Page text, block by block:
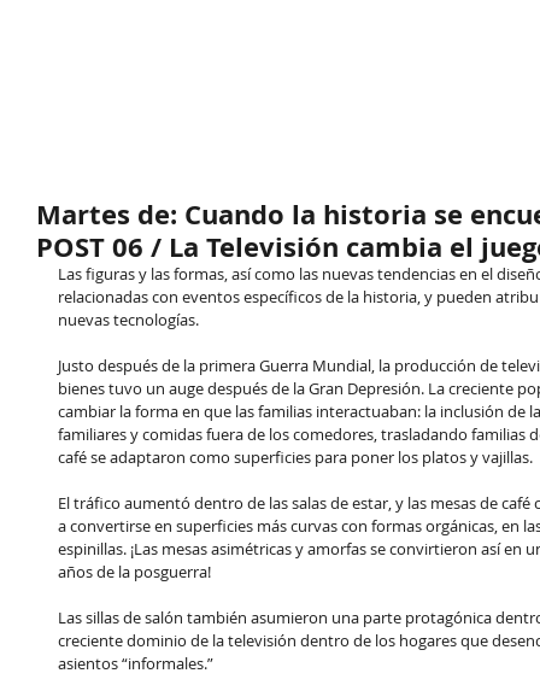
Martes de: Cuando la historia se
POST 06 / La Televisión cambia el
Las figuras y las formas, así como las nuevas tendencias en el
relacionadas con eventos específicos de la historia, y pueden
nuevas tecnologías.
Justo después de la primera Guerra Mundial, la producción de
bienes tuvo un auge después de la Gran Depresión. La creciente
cambiar la forma en que las familias interactuaban: la inclusión de
familiares y comidas fuera de los comedores, trasladando familias
café se adaptaron como superficies para poner los platos y vajillas.
El tráfico aumentó dentro de las salas de estar, y las mesas de
a convertirse en superficies más curvas con formas orgánicas, en
espinillas. ¡Las mesas asimétricas y amorfas se convirtieron así
años de la posguerra!
Las sillas de salón también asumieron una parte protagónica
creciente dominio de la televisión dentro de los hogares que
asientos “informales.”